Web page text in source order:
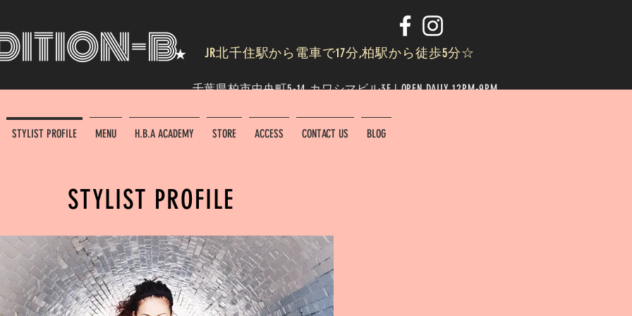
千葉県柏市中央町5-14 カワシマビル3F | OPEN DAILY 12PM-9PM
JR北千住駅から電車で17分,柏駅から徒歩5分☆
STYLIST PROFILE
STYLIST PROFILE MENU H.B.A ACADEMY STORE ACCESS CONTACT US BLOG